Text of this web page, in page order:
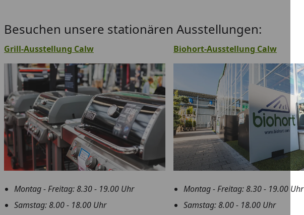
Besuchen unsere stationären Ausstellungen:
Grill-Ausstellung Calw
Montag - Freitag: 8.30 - 19.00 Uhr
Samstag: 8.00 - 18.00 Uhr
Biohort-Ausstellung Calw
Montag - Freitag: 8.30 - 19.00 Uhr
Samstag: 8.00 - 18.00 Uhr